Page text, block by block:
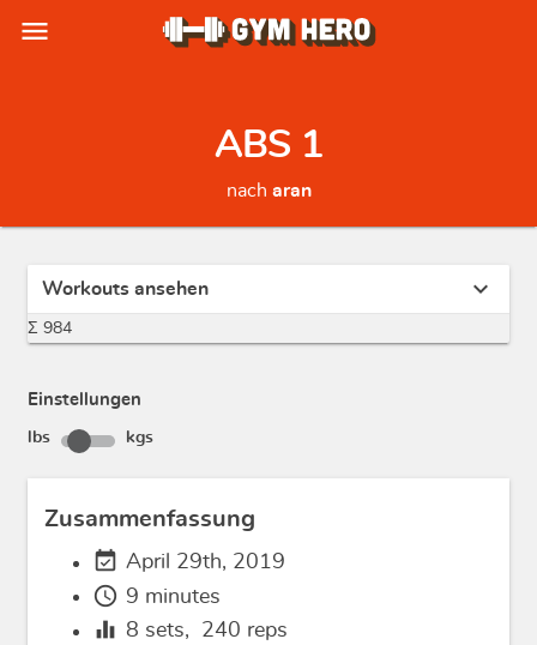
menu
ABS 1
nach aran
Workouts ansehen expand_more
Σ 984
Einstellungen
lbs kgs
Zusammenfassung
event_available April 29th, 2019
schedule 9 minutes
equalizer 8 sets, 240 reps